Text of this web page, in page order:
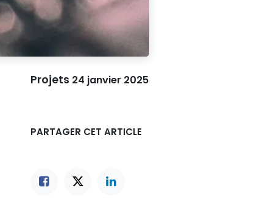
Projets 24 janvier 2025
PARTAGER CET ARTICLE